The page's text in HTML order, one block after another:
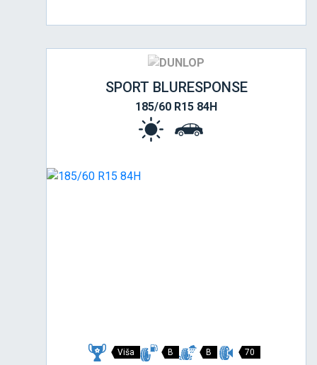
SPORT BLURESPONSE
185/60 R15 84H
Viša B B 70